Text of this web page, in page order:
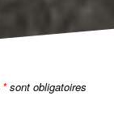
*sont obligatoires